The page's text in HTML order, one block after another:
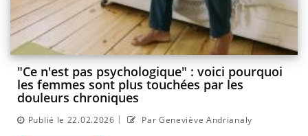
"Ce n'est pas psychologique" : voici pourquoi
les femmes sont plus touchées par les
douleurs chroniques
Publié le 22.02.2026 | Par Geneviève Andrianaly